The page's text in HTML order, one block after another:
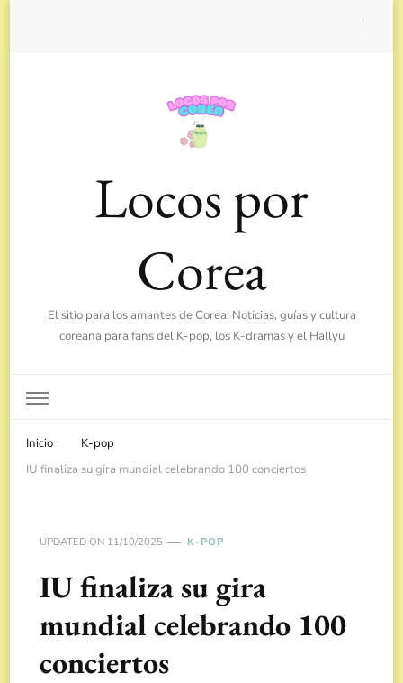
Locos por
Corea
El sitio para los amantes de Corea! Noticias, guías y cultura
coreana para fans del K-pop, los K-dramas y el Hallyu
Inicio
K-pop
IU finaliza su gira mundial celebrando 100 conciertos
UPDATED ON 11/10/2025 K-POP
IU finaliza su gira
mundial celebrando 100
conciertos